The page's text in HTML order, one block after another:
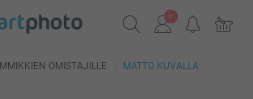
OMISTAJILLE MATTO KUVALLA